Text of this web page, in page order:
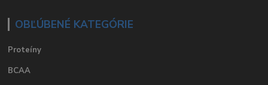
OBĽÚBENÉ KATEGÓRIE
Proteíny
BCAA